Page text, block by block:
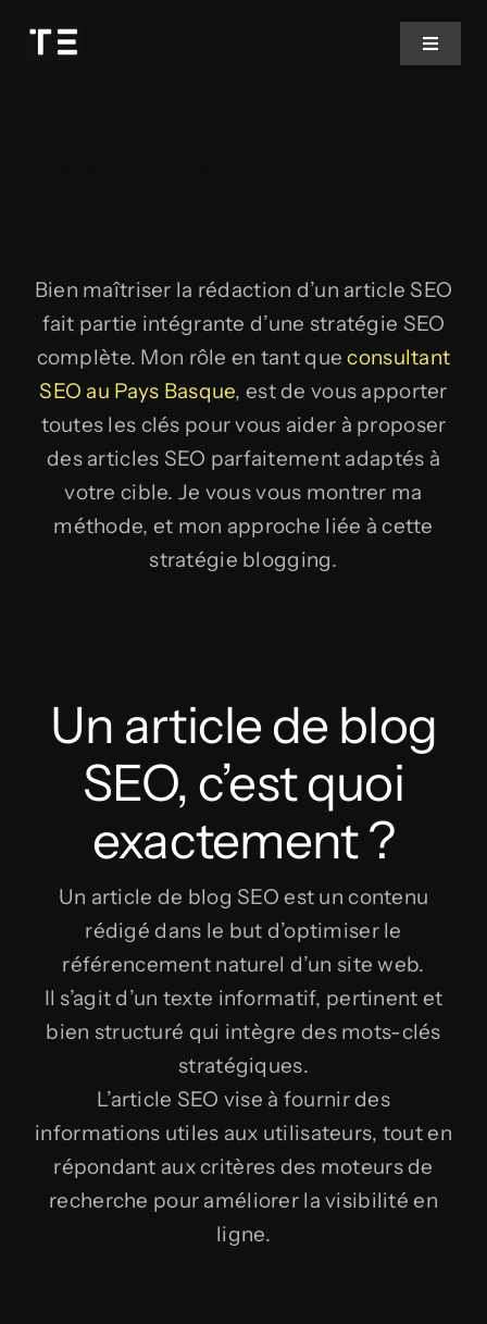
Toggle
Bien maîtriser la rédaction d’un article SEO
fait partie intégrante d’une stratégie SEO
complète. Mon rôle en tant queconsultant
SEO au Pays Basque, est de vous apporter
toutes les clés pour vous aider à proposer
des articles SEO parfaitement adaptés à
votre cible. Je vous vous montrer ma
méthode, et mon approche liée à cette
stratégie blogging.
Un article de blog
SEO, c’est quoi
exactement ?
Un article de blog SEO est un contenu
rédigé dans le but d’optimiser le
référencement naturel d’un site web.
Il s’agit d’un texte informatif, pertinent et
bien structuré qui intègre des mots-clés
stratégiques.
L’article SEO vise à fournir des
informations utiles aux utilisateurs, tout en
répondant aux critères des moteurs de
recherche pour améliorer la visibilité en
ligne.